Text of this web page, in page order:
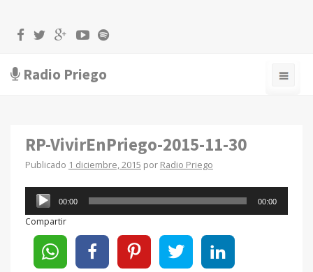
Radio Priego
RP-VivirEnPriego-2015-11-30
Publicado 1 diciembre, 2015 por Radio Priego
Reproductor
audio
00:00 00:00
Compartir